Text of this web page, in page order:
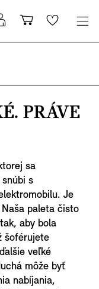
MyMINI
prihlásenie
Nákupný
košík
Wishlist
PRÁVE
sa
s
Je
paleta čisto
aby bola
šoférujete
veľké
môže byť
nabíjania,